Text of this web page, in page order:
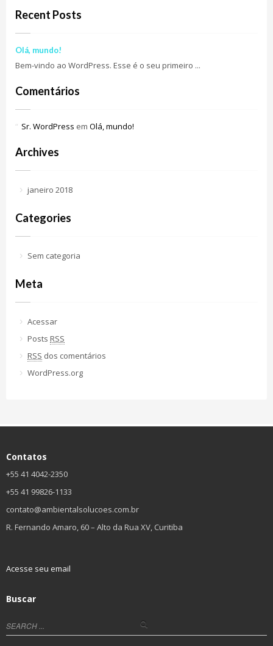
Recent Posts
Olá, mundo!
Bem-vindo ao WordPress. Esse é o seu primeiro ...
Comentários
Sr. WordPress em Olá, mundo!
Archives
janeiro 2018
Categories
Sem categoria
Meta
Acessar
Posts RSS
RSS dos comentários
WordPress.org
Contatos
+55 41 4042-2350
+55 41 99826-1133
contato@ambientalsolucoes.com.br
R. Fernando Amaro, 60 – Alto da Rua XV, Curitiba
Acesse seu email
Buscar